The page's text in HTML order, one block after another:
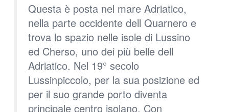
Questa è posta nel mare Adriatico,
nella parte occidente dell Quarnero e
trova lo spazio nelle isole di Lussino
ed Cherso, uno dei più belle dell
Adriatico. Nel 19° secolo
Lussinpiccolo, per la sua posizione ed
per il suo grande porto diventa
principale centro isolano. Con